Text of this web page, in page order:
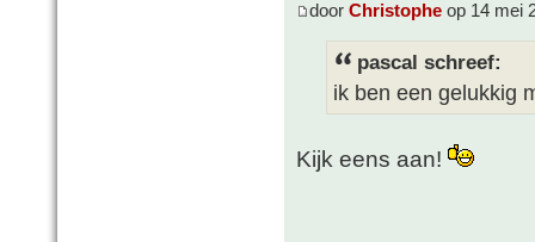
door Christophe op 14 mei
pascal schreef:
ik ben een gelukkig
Kijk eens aan!